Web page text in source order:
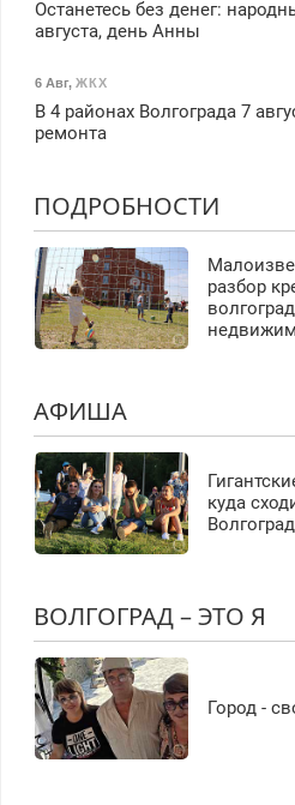
Останетесь без денег:
августа, день Анны
6 Авг, ЖКХ
В 4 районах Волгограда 7
ремонта
ПОДРОБНОСТИ
разбор
АФИША
куда
ВОЛГОГРАД – ЭТО Я
Город -